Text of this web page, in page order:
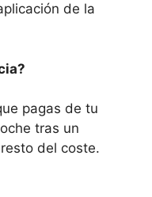
de la
pagas de tu
tras un
del coste.